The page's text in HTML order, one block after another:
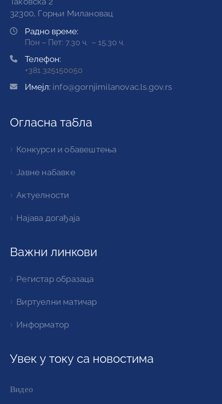
32300, Горњи Милановац
Радно време:
Пон – Пет: 7.30 ч. – 15.30 ч.
Телефон:
+381 325150050
Имејл: info@gornjimilanovac.ls.gov.rs
Огласна табла
Конкурси и обавештења
Јавне набавке
Актуелности
Најава догађаја
Важни линкови
Регистар образаца
Виртуелни матичар
Информатор
Увек у току са новостима
Видео